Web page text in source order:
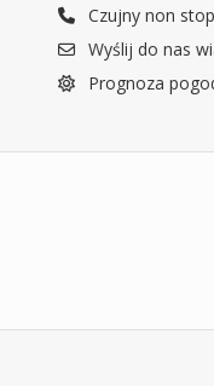
Czujny non
Wyślij do nas
Prognoza